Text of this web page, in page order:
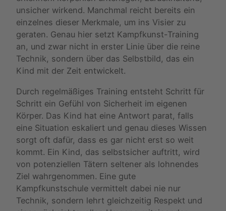
unsicher wirkend. Manchmal reicht bereits ein
einzelnes dieser Merkmale, um ins Visier zu
geraten. Genau hier setzt Kampfkunst-Training
an, und zwar nicht in erster Linie über die reine
Technik, sondern über das Selbstbild, das ein
Kind mit der Zeit entwickelt.
Durch regelmäßiges Training entsteht Schritt für
Schritt ein Gefühl von Sicherheit im eigenen
Körper. Das Kind hat eine Antwort parat, falls
eine Situation eskaliert und genau dieses Wissen
sorgt oft dafür, dass es gar nicht erst so weit
kommt. Ein Kind, das selbstsicher auftritt, wird
von potenziellen Tätern seltener als lohnendes
Ziel wahrgenommen. Eine gute
Kampfkunstschule vermittelt dabei nie nur
Technik, sondern lehrt gleichzeitig Respekt und